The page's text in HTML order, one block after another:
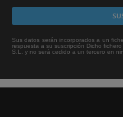
Sus datos serán incorporados a un
respuesta a su suscripción Dicho
S.L. y no será cedido a un tercero en